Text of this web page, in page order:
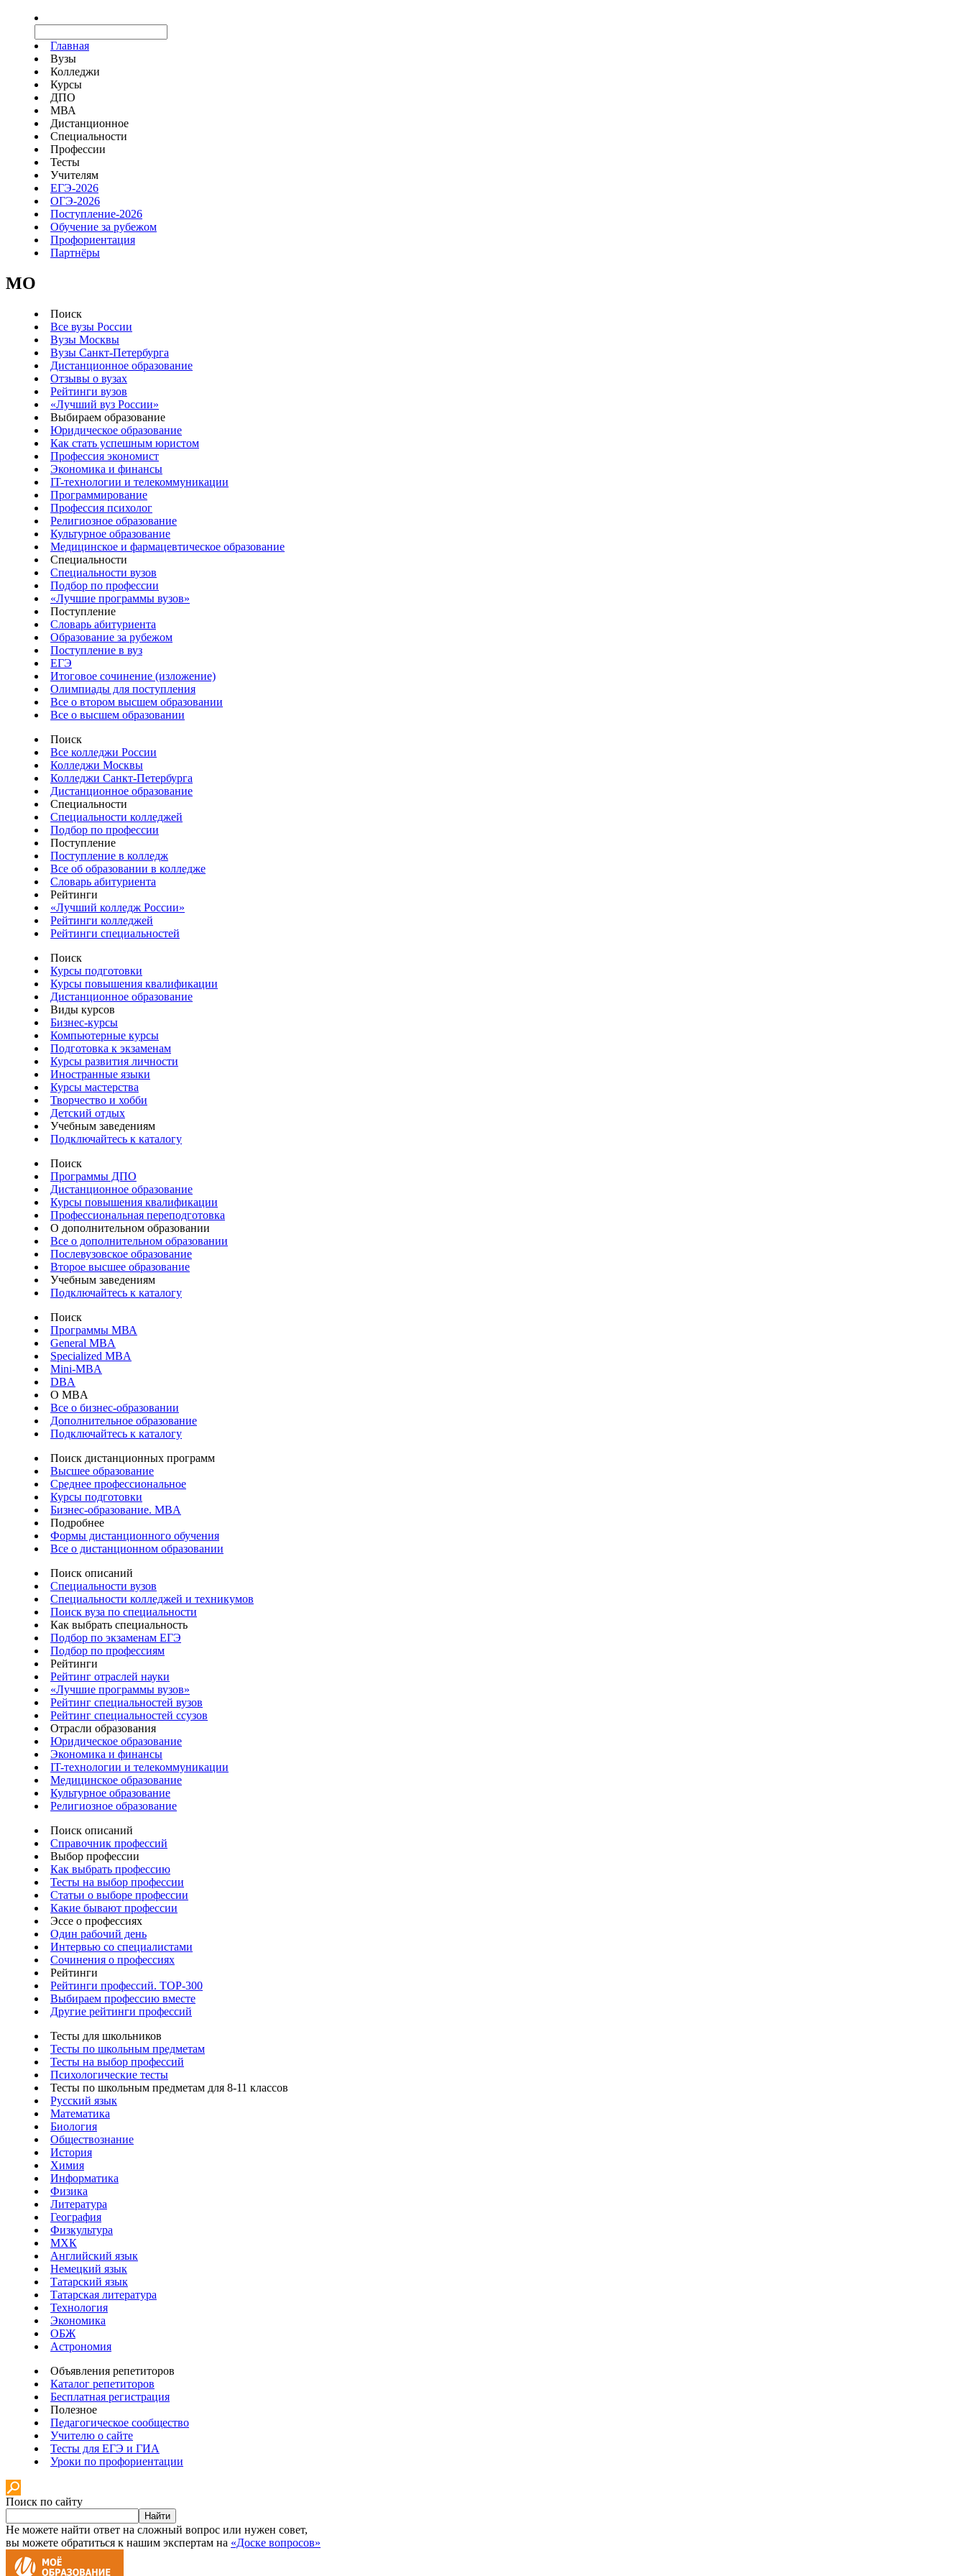
Главная
Вузы
Колледжи
Курсы
ДПО
МВА
Дистанционное
Специальности
Профессии
Тесты
Учителям
ЕГЭ-2026
ОГЭ-2026
Поступление-2026
Обучение за рубежом
Профориентация
Партнёры
MO
Поиск
Все вузы России
Вузы Москвы
Вузы Санкт-Петербурга
Дистанционное образование
Отзывы о вузах
Рейтинги вузов
«Лучший вуз России»
Выбираем образование
Юридическое образование
Как стать успешным юристом
Профессия экономист
Экономика и финансы
IT-технологии и телекоммуникации
Программирование
Профессия психолог
Религиозное образование
Культурное образование
Медицинское и фармацевтическое образование
Специальности
Специальности вузов
Подбор по профессии
«Лучшие программы вузов»
Поступление
Словарь абитуриента
Образование за рубежом
Поступление в вуз
ЕГЭ
Итоговое сочинение (изложение)
Олимпиады для поступления
Все о втором высшем образовании
Все о высшем образовании
Поиск
Все колледжи России
Колледжи Москвы
Колледжи Санкт-Петербурга
Дистанционное образование
Специальности
Специальности колледжей
Подбор по профессии
Поступление
Поступление в колледж
Все об образовании в колледже
Словарь абитуриента
Рейтинги
«Лучший колледж России»
Рейтинги колледжей
Рейтинги специальностей
Поиск
Курсы подготовки
Курсы повышения квалификации
Дистанционное образование
Виды курсов
Бизнес-курсы
Компьютерные курсы
Подготовка к экзаменам
Курсы развития личности
Иностранные языки
Курсы мастерства
Творчество и хобби
Детский отдых
Учебным заведениям
Подключайтесь к каталогу
Поиск
Программы ДПО
Дистанционное образование
Курсы повышения квалификации
Профессиональная переподготовка
О дополнительном образовании
Все о дополнительном образовании
Послевузовское образование
Второе высшее образование
Учебным заведениям
Подключайтесь к каталогу
Поиск
Программы МВА
General MBA
Specialized MBA
Mini-MBA
DBA
О MBA
Все о бизнес-образовании
Дополнительное образование
Подключайтесь к каталогу
Поиск дистанционных программ
Высшее образование
Среднее профессиональное
Курсы подготовки
Бизнес-образование. MBA
Подробнее
Формы дистанционного обучения
Все о дистанционном образовании
Поиск описаний
Специальности вузов
Специальности колледжей и техникумов
Поиск вуза по специальности
Как выбрать специальность
Подбор по экзаменам ЕГЭ
Подбор по профессиям
Рейтинги
Рейтинг отраслей науки
«Лучшие программы вузов»
Рейтинг специальностей вузов
Рейтинг специальностей ссузов
Отрасли образования
Юридическое образование
Экономика и финансы
IT-технологии и телекоммуникации
Медицинское образование
Культурное образование
Религиозное образование
Поиск описаний
Справочник профессий
Выбор профессии
Как выбрать профессию
Тесты на выбор профессии
Статьи о выборе профессии
Какие бывают профессии
Эссе о профессиях
Один рабочий день
Интервью со специалистами
Сочинения о профессиях
Рейтинги
Рейтинги профессий. TOP-300
Выбираем профессию вместе
Другие рейтинги профессий
Тесты для школьников
Тесты по школьным предметам
Тесты на выбор профессий
Психологические тесты
Тесты по школьным предметам для 8-11 классов
Русский язык
Математика
Биология
Обществознание
История
Химия
Информатика
Физика
Литература
География
Физкультура
МХК
Английский язык
Немецкий язык
Татарский язык
Татарская литература
Технология
Экономика
ОБЖ
Астрономия
Объявления репетиторов
Каталог репетиторов
Бесплатная регистрация
Полезное
Педагогическое сообщество
Учителю о сайте
Тесты для ЕГЭ и ГИА
Уроки по профориентации
Поиск по сайту
Найти
Не можете найти ответ на сложный вопрос или нужен совет,
вы можете обратиться к нашим экспертам на «Доске вопросов»